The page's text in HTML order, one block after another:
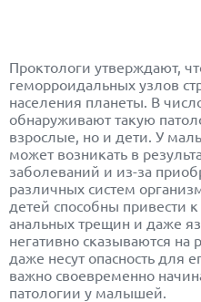
Проктологи утверждают,
геморроидальных узлов
населения планеты. В
обнаруживают такую
взрослые, но и дети. У
может возникать в
заболеваний и из-за
различных систем
детей способны привести
анальных трещин и даже
негативно сказываются на
даже несут опасность для
важно своевременно
патологии у малышей.